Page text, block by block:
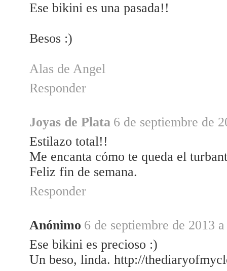
Ese bikini es una pasada!!
Besos :)
Alas de Angel
Responder
Joyas de Plata 6 de septiembre de
Estilazo total!!
Me encanta cómo te queda el
Feliz fin de semana.
Responder
Anónimo 6 de septiembre de 2013
Ese bikini es precioso :)
Un beso, linda. http://